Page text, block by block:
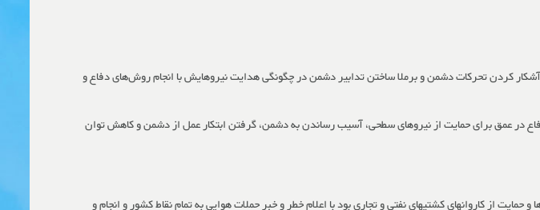
کردن تحرکات دشمن و برملا ساختن تدابیر دشمن در چگونگی هدایت نیروهایش با انجام روش‌های دفاع و
در عمق برای حمایت از نیروهای سطحی، آسیب رساندن به دشمن، گرفتن ابتکار عمل از دشمن و کاهش توان
از کاروانهای کشتیهای نفتی و تجاری بود با اعلام خطر و خبر حملات هوایی به تمام نقاط کشور و انجام و